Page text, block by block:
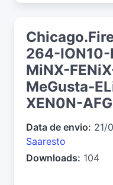
264-ION10-
MiNX-
MeGusta-
XEN0N-AFG
Data de envio: 21/
Saaresto
Downloads: 104